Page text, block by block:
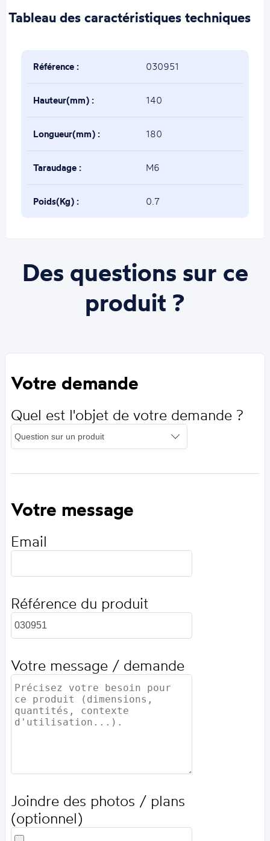
Tableau des caractéristiques techniques
Référence : 030951
Hauteur(mm) : 140
Longueur(mm) : 180
Taraudage : M6
Poids(Kg) : 0.7
Des questions sur ce
produit ?
Votre demande
Quel est l'objet de votre demande ?
Votre message
Email
Référence du produit
Votre message / demande
Joindre des photos / plans
(optionnel)